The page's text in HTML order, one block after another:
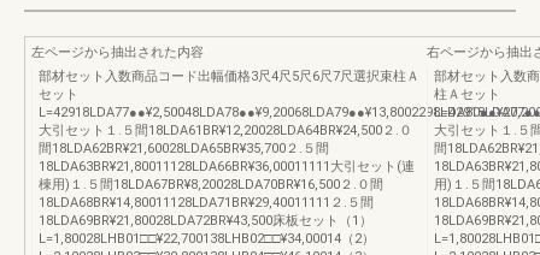
左ページから抽出された内容
部材セット入数商品コード出幅価格3尺4尺5尺6尺7尺選択束柱Ａ
セット
大引セット１.５間18LDA61BR¥12,20028LDA64BR¥24,500２.０
間18LDA62BR¥21,60028LDA65BR¥35,700２.５間
18LDA63BR¥21,80011128LDA66BR¥36,00011111大引セット(連
棟用)１.５間18LDA67BR¥8,20028LDA70BR¥16,500２.０間
18LDA68BR¥14,80011128LDA71BR¥29,40011111２.５間
18LDA69BR¥21,80028LDA72BR¥43,500床板セット（1）
L=1,80028LHB01□□¥22,700138LHB02□□¥34,00014（2）
右ページから抽出
部材セット入数
柱Ａセット
大引セット１.５
間
用)１.５間